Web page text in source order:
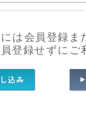
は会員登録
員登録せずに